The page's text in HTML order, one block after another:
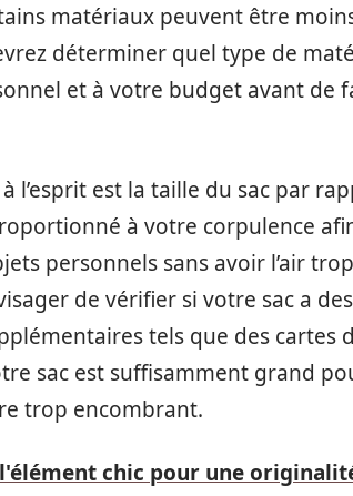
matériaux peuvent être
déterminer quel type de
et à votre budget avant de
l’esprit est la taille du sac par
à votre corpulence
personnels sans avoir l’air
de vérifier si votre sac a
tels que des cartes
sac est suffisamment grand
trop encombrant.
chic pour une